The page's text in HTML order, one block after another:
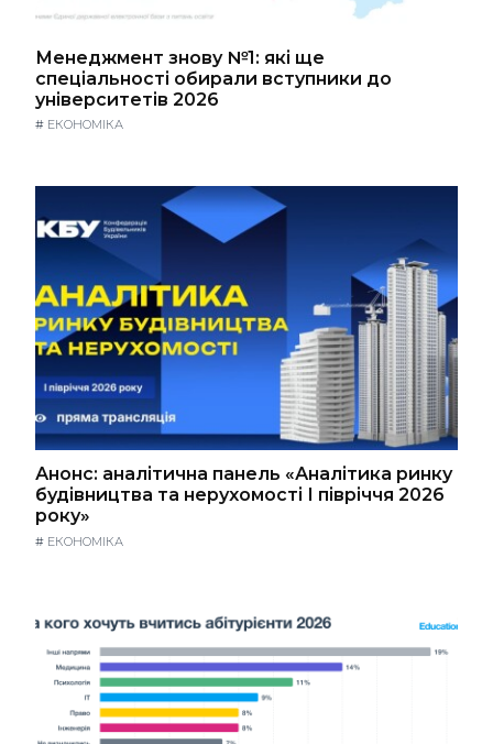
Менеджмент знову №1: які ще
спеціальності обирали вступники до
університетів 2026
# ЕКОНОМІКА
Анонс: аналітична панель «Аналітика ринку
будівництва та нерухомості І півріччя 2026
року»
# ЕКОНОМІКА